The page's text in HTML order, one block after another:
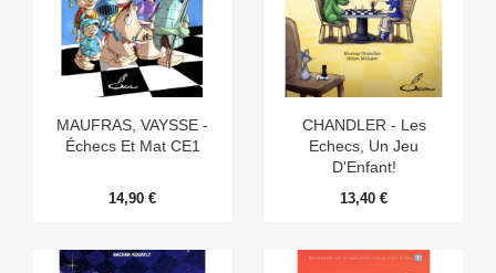
MAUFRAS, VAYSSE -
Échecs Et Mat CE1
14,90 €
CHANDLER - Les
Echecs, Un Jeu
D'Enfant!
13,40 €